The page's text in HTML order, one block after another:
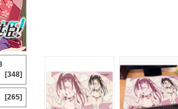
[348]
[265]